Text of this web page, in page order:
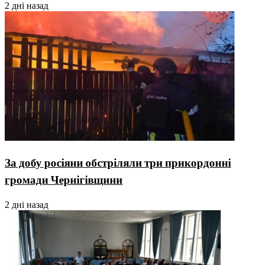
2 дні назад
За добу росіяни обстріляли три прикордонні
громади Чернігівщини
2 дні назад